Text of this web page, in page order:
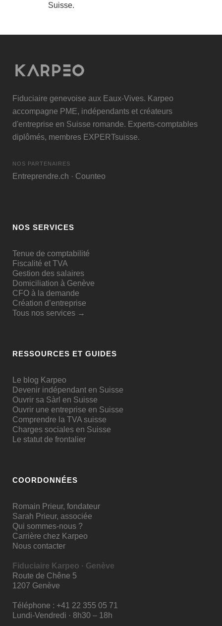
Suisse.
Fiduciaire genevoise aux Eaux-Vives. Karpeo
accompagne PME, indépendants et créateurs
d'entreprise en Suisse romande. Experts-comptables
diplômés, membres EXPERTsuisse.
NOS PARTENAIRES
Entreprendre.ch · Counteo
NOS SERVICES
Tenue de comptabilité
Fiscalité et TVA
Gestion des salaires
Domiciliation à Genève
CFO à la demande
Création d’entreprise
Tous nos services →
RESSOURCES ET GUIDES
Le blog Karpeo
Devenir indépendant en Suisse
Ouvrir sa Sàrl en Suisse
Ouvrir une entreprise en Suisse
Comprendre la TVA suisse
Charges sociales en Suisse
Le statut de frontalier
COORDONNÉES
Romain Prieur, fondateur
Sarah Prieur, associée
Qui sommes-nous ?
Carrière chez Karpeo
Nous contacter
Fiduciaire Karpeo · Genève
Route de Chêne 5
1207 Genève
Téléphone : +41 22 355 05 71
Lundi-Vendredi · 8h30 – 18h